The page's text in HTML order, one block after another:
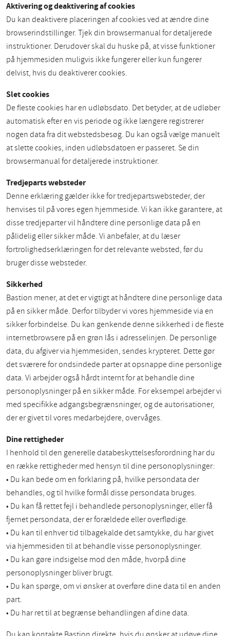
Aktivering og deaktivering af cookies
Du kan deaktivere placeringen af cookies ved at ændre dine
browserindstillinger. Tjek din browsermanual for detaljerede
instruktioner. Derudover skal du huske på, at visse funktioner
på hjemmesiden muligvis ikke fungerer eller kun fungerer
delvist, hvis du deaktiverer cookies.
Slet cookies
De fleste cookies har en udløbsdato. Det betyder, at de udløber
automatisk efter en vis periode og ikke længere registrerer
nogen data fra dit webstedsbesøg. Du kan også vælge manuelt
at slette cookies, inden udløbsdatoen er passeret. Se din
browsermanual for detaljerede instruktioner.
Tredjeparts websteder
Denne erklæring gælder ikke for tredjepartswebsteder, der
henvises til på vores egen hjemmeside. Vi kan ikke garantere, at
disse tredjeparter vil håndtere dine personlige data på en
pålidelig eller sikker måde. Vi anbefaler, at du læser
fortrolighedserklæringen for det relevante websted, før du
bruger disse websteder.
Sikkerhed
Bastion mener, at det er vigtigt at håndtere dine personlige data
på en sikker måde. Derfor tilbyder vi vores hjemmeside via en
sikker forbindelse. Du kan genkende denne sikkerhed i de fleste
internetbrowsere på en grøn lås i adresselinjen. De personlige
data, du afgiver via hjemmesiden, sendes krypteret. Dette gør
det sværere for ondsindede parter at opsnappe dine personlige
data. Vi arbejder også hårdt internt for at behandle dine
personoplysninger på en sikker måde. For eksempel arbejder vi
med specifikke adgangsbegrænsninger, og de autorisationer,
der er givet til vores medarbejdere, overvåges.
Dine rettigheder
I henhold til den generelle databeskyttelsesforordning har du
en række rettigheder med hensyn til dine personoplysninger:
• Du kan bede om en forklaring på, hvilke persondata der
behandles, og til hvilke formål disse persondata bruges.
• Du kan få rettet fejl i behandlede personoplysninger, eller få
fjernet persondata, der er forældede eller overflødige.
• Du kan til enhver tid tilbagekalde det samtykke, du har givet
via hjemmesiden til at behandle visse personoplysninger.
• Du kan gøre indsigelse mod den måde, hvorpå dine
personoplysninger bliver brugt.
• Du kan spørge, om vi ønsker at overføre dine data til en anden
part.
• Du har ret til at begrænse behandlingen af dine data.